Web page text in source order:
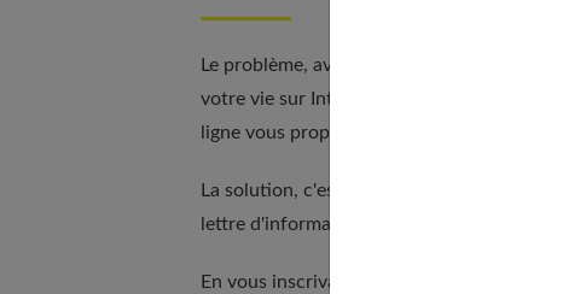
Le problème, avec ces bonnes affaires, c'est
votre vie sur Internet, à la recherche des
ligne vous proposent régulièrement.
La solution, c'est peut-être de s'inscrire à la
lettre d'information qui, à intervalles
En vous inscrivant à une newsletter,